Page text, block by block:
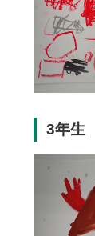
3年生